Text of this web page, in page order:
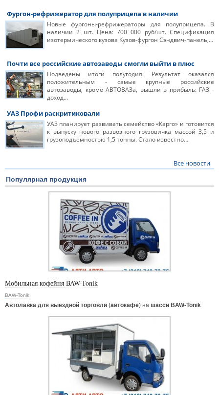
Фургон-рефрижератор для полуприцепа в наличии
Новые фургоны-рефрижераторы для полуприцепа. В
наличии 2 шт. Цена: 700 000 руб/шт. Спецификация
изотермического кузова Кузов-фургон Сэндвич-панель,…
Почти все российские автозаводы смогли выйти в плюс
Подведены итоги полугодия. Результат оказался
положительным - самые крупные российские
автозаводы, кроме АВТОВАЗа, вышли в прибыль: ГАЗ -
доход…
УАЗ Профи раскритиковали
УАЗ планирует развивать семейство «Карго» и готовится
к выпуску нового развозного грузовичка массой 3,5 и
грузоподъёмностью 1,5 тонны. Стало известно…
Все новости
Популярная продукция
Мобильная кофейня BAW-Tonik
BAW-Tonik
Автолавка для выездной торговли (автокафе) на шасси BAW-Tonik